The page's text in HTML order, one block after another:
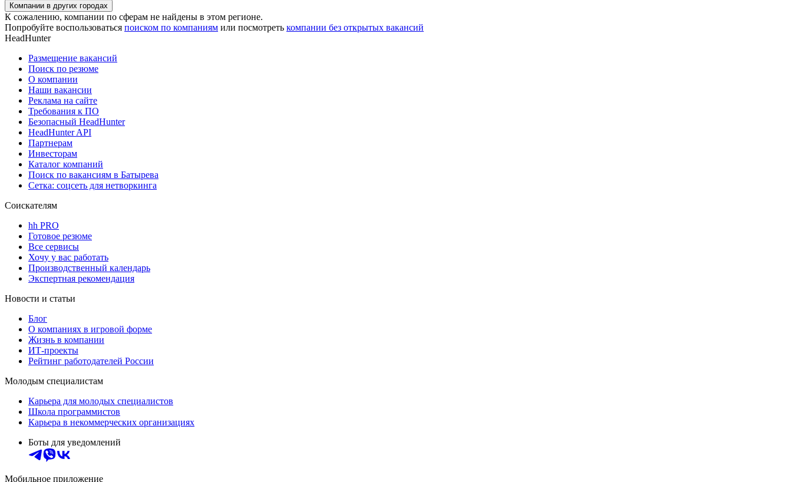
Компании в других городах
К сожалению, компании по сферам не найдены в этом регионе.
Попробуйте воспользоваться поиском по компаниям или посмотреть компании без открытых вакансий
HeadHunter
Размещение вакансий
Поиск по резюме
О компании
Наши вакансии
Реклама на сайте
Требования к ПО
Безопасный HeadHunter
HeadHunter API
Партнерам
Инвесторам
Каталог компаний
Поиск по вакансиям в Батырева
Сетка: соцсеть для нетворкинга
Соискателям
hh PRO
Готовое резюме
Все сервисы
Хочу у вас работать
Производственный календарь
Экспертная рекомендация
Новости и статьи
Блог
О компаниях в игровой форме
Жизнь в компании
ИТ-проекты
Рейтинг работодателей России
Молодым специалистам
Карьера для молодых специалистов
Школа программистов
Карьера в некоммерческих организациях
Боты для уведомлений
Мобильное приложение